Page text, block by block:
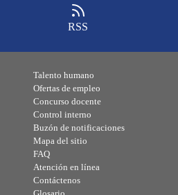
RSS
Talento humano
Ofertas de empleo
Concurso docente
Control interno
Buzón de notificaciones
Mapa del sitio
FAQ
Atención en línea
Contáctenos